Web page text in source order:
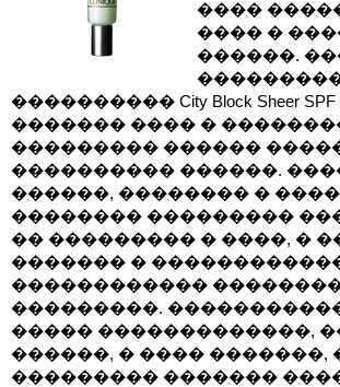
����
���� �
������.
���������� City Block Sheer
������� ���� �
��������� ������
���������� ������.
������, �������� �
�������� ���������
�� ��������� � ����, �
������� �
������������
���������.
����� �������������,
������, � ����
��������� �������